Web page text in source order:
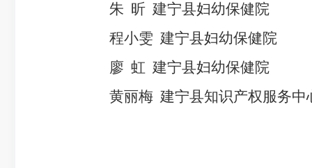
朱 昕 建宁县妇幼保健院
程小雯 建宁县妇幼保健院
廖 虹 建宁县妇幼保健院
黄丽梅 建宁县知识产权服务中